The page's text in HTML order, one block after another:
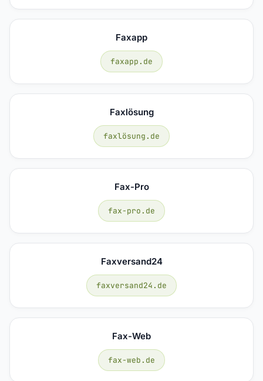
Faxapp
faxapp.de
Faxlösung
faxlösung.de
Fax-Pro
fax-pro.de
Faxversand24
faxversand24.de
Fax-Web
fax-web.de